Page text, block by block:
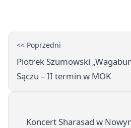
<< Poprzedni
Piotrek Szumowski
Sączu – II termin w MOK
Koncert Sharasad w